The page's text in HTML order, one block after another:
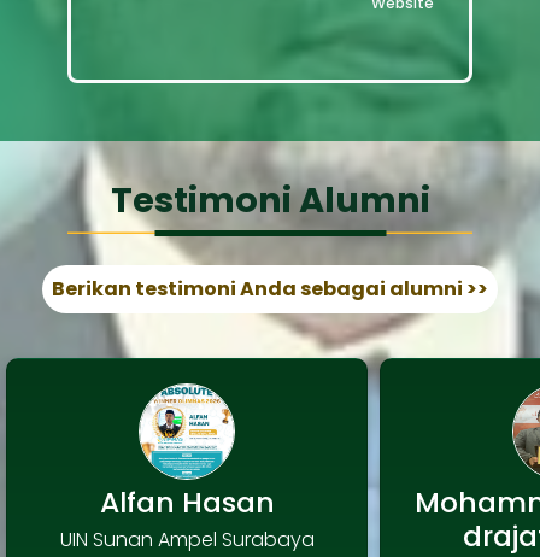
Testimoni Alumni
Berikan testimoni Anda sebagai alumni >>
Alfan Hasan
UIN Sunan Ampel Surabaya